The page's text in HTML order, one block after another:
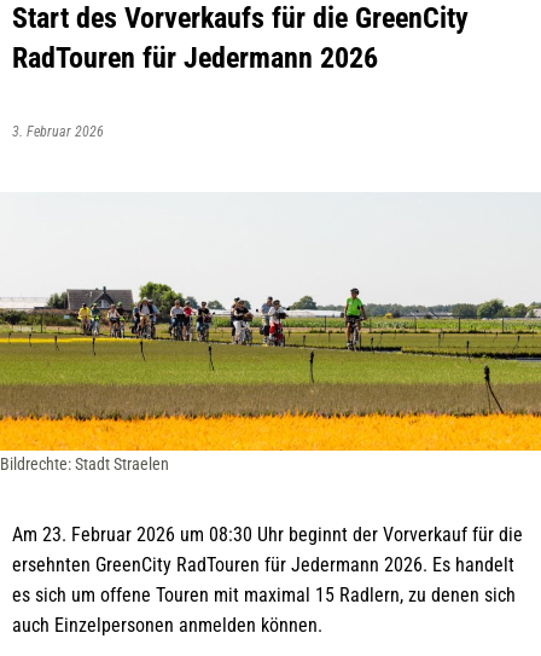
Start des Vorverkaufs für die GreenCity
RadTouren für Jedermann 2026
3. Februar 2026
Bildrechte: Stadt Straelen
Am 23. Februar 2026 um 08:30 Uhr beginnt der Vorverkauf für die
ersehnten GreenCity RadTouren für Jedermann 2026. Es handelt
es sich um offene Touren mit maximal 15 Radlern, zu denen sich
auch Einzelpersonen anmelden können.